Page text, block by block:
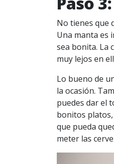
No tienes que
Una manta es
sea bonita. La
muy lejos en
Lo bueno de
la ocasión.
puedes dar el
bonitos platos,
que pueda
meter las